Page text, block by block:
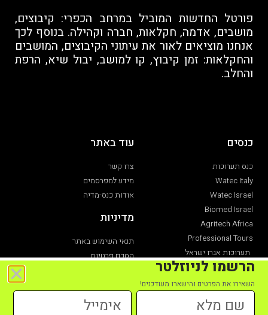
פורטל החדשות המוביל במרחב הכפרי: קיבוצים,
מושבים, אדמה, חקלאות, חברה וקהילה. בנוסף לכך
אנחנו מוציאים לאור את עיתוני הקיבוצים, המושבים
והחקלאות: זמן קיבוץ, קו למושב, יבול שיא, הרפת
והחלב.
כנסים
כנס תערוכות
Watec Italy
Watec Israel
Biomed Israel
Agritech Africa
Professional Tours
תערוכות אגרו ישראל
תערוכת חקלאות
עוד באתר
צרו קשר
מידע למפרסמים
אודות כנס-מדיה
מדיניות
תנאי השימוש באתר
הסכם פרטיות
הרשמו לניוזלטר
השאירו את הפרטים והישארו מעודכנים!